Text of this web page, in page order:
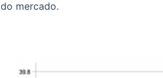
do mercado.